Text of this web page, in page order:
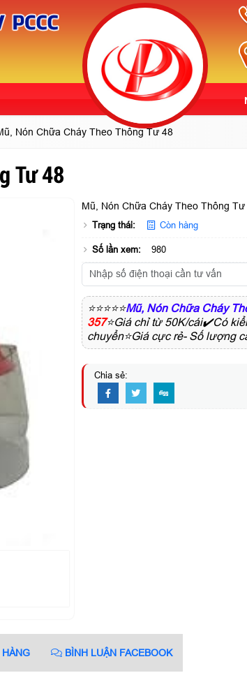
Nón Chữa Cháy Theo Thông Tư 48
Tư 48
Mũ, Nón Chữa Cháy Theo Thông Tư
Trạng thái: Còn hàng
Số lần xem: 980
⭐⭐⭐⭐⭐Mũ, Nón Chữa Cháy
357⭐Giá chỉ từ 50K/cái✔️Có
chuyển⭐Giá cực rẻ- Số lượng
Chia sẻ:
HÀNG BÌNH LUẬN FACEBOOK